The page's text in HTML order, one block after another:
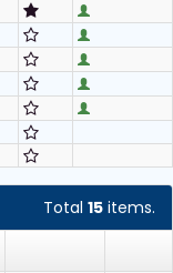
Total 15 items.